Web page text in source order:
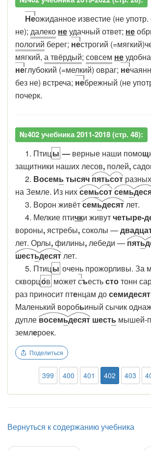
Неожиданное известие (не употр.
не); далеко неудачный ответ; не
пологий берег; нестрогий
мягкий, а твёрдый; совсем не
неглубокий (=мелкий) овраг; не
без не) встреча; небрежный (не
почерк.
№402 учебника 2011-2018 (стр. 48):
1. Птицы — верные наши помощ
защитники наших лесов, полей,
2. Восемьтысячпятьсот
на Земле. Из нихсемьсотсемь
3. Ворон живётсемьдесятлет.
4. Мелкие птички живутчетыре-
вороны,ястребы,соколы —
лет. Орлы,филины,лебеди —пять
шестьдесятлет.
5. Птицы очень прожорливы. За
скворцо́в можетсъестьстотонн
раз приносит птенцам до
Маленький воробьиный сычик
дуплевосемьдесят шесть мышей-
землероек.
Поделиться
399 400 401 402 403
Вернуться к содержанию учебника